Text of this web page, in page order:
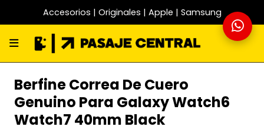
Accesorios | Originales | Apple | Samsung
Berfine Correa De Cuero
Genuino Para Galaxy Watch6
Watch7 40mm Black